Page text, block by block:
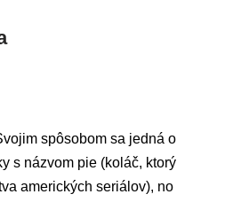
spôsobom sa jedná o
s názvom pie (koláč, ktorý
amerických seriálov), no